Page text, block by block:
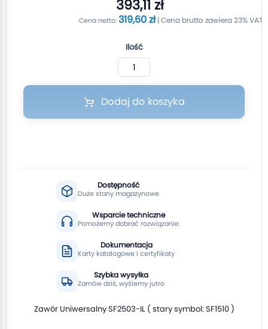
393,11 zł
319,60 zł
Ilość
Dodaj do koszyka
Dostępność
Duże stany magazynowe
Wsparcie techniczne
Pomożemy dobrać rozwiązanie
Dokumentacja
Karty katalogowe i certyfikaty
Szybka wysyłka
Zamów dziś, wyślemy jutro
Zawór Uniwersalny SF2503-IL ( stary symbol: SF1510 )